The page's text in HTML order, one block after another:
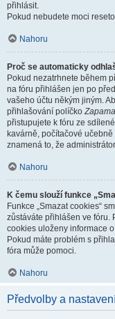
přihlásit.
Pokud nebudete moci
Nahoru
Proč se automaticky
Pokud nezatrhnete během
na fóru přihlášen jen po
vašeho účtu někým jiným.
přihlašování políčko
přistupujete k fóru ze
kavárně, počítačové
znamená to, že
Nahoru
K čemu slouží funkce
Funkce „Smazat cookies“
zůstáváte přihlášen ve fóru.
cookies uloženy informace
Pokud máte problém s
fóra může pomoci.
Nahoru
Předvolby a